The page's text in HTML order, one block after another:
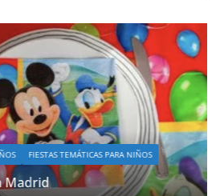
FIESTAS TEMÁTICAS PARA NIÑOS